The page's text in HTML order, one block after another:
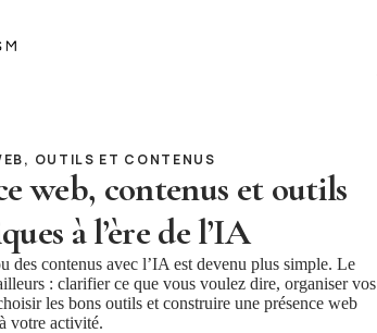
OUTILS ET CONTENUS
web, contenus et outils
à l’ère de l’IA
des contenus avec l’IA est devenu plus simple. Le
: clarifier ce que vous voulez dire, organiser vos
les bons outils et construire une présence web
votre activité.